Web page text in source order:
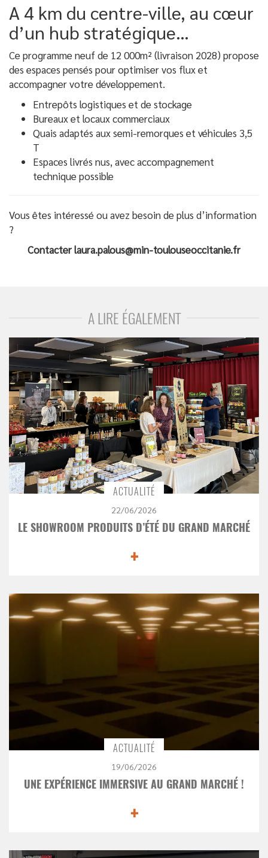
A 4 km du centre-ville, au cœur
d’un hub stratégique…
Ce programme neuf de 12 000m² (livraison 2028) propose
des espaces pensés pour optimiser vos flux et
accompagner votre développement.
Entrepôts logistiques et de stockage
Bureaux et locaux commerciaux
Quais adaptés aux semi-remorques et véhicules 3,5
T
Espaces livrés nus, avec accompagnement
technique possible
Vous êtes intéressé ou avez besoin de plus d’information
?
Contacter laura.palous@min-toulouseoccitanie.fr
A LIRE ÉGALEMENT
ACTUALITÉ
22/06/2026
LE SHOWROOM PRODUITS D’ÉTÉ DU GRAND MARCHÉ
+
ACTUALITÉ
19/06/2026
UNE EXPÉRIENCE IMMERSIVE AU GRAND MARCHÉ !
+